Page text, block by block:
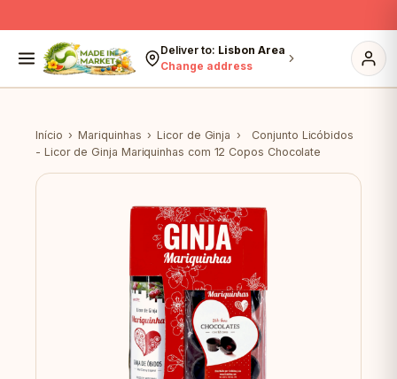
Deliver to: Lisbon Area
Change address
Início › Mariquinhas › Licor de Ginja ›
Conjunto Licóbidos
- Licor de Ginja Mariquinhas com 12 Copos Chocolate